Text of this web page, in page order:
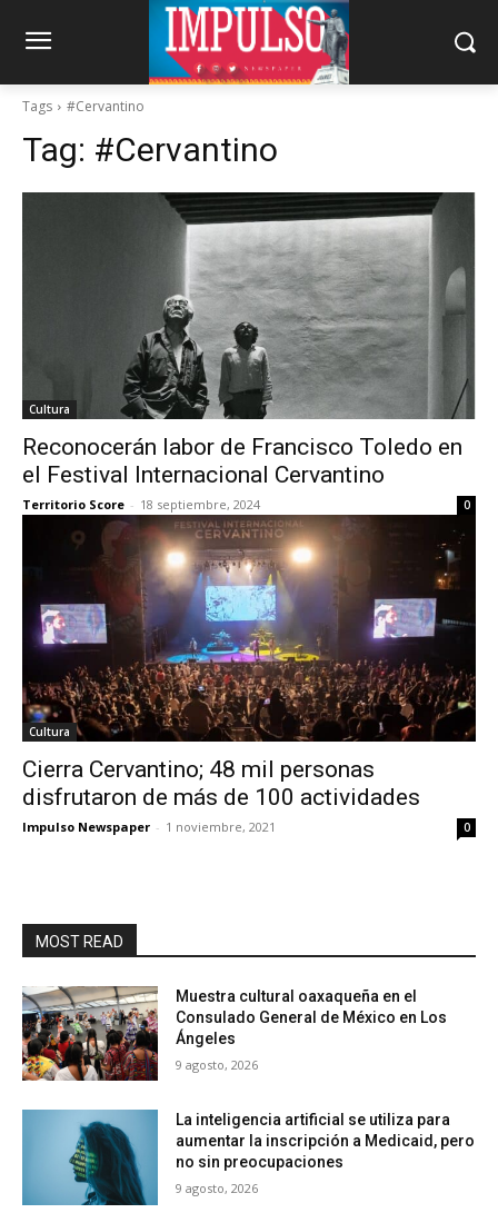
Tags #Cervantino
Tag: #Cervantino
Cultura
Reconocerán labor de Francisco Toledo en
el Festival Internacional Cervantino
Territorio Score - 18 septiembre, 2024 0
Cultura
Cierra Cervantino; 48 mil personas
disfrutaron de más de 100 actividades
Impulso Newspaper - 1 noviembre, 2021 0
MOST READ
Muestra cultural oaxaqueña en el
Consulado General de México en Los
Ángeles
9 agosto, 2026
La inteligencia artificial se utiliza para
aumentar la inscripción a Medicaid, pero
no sin preocupaciones
9 agosto, 2026